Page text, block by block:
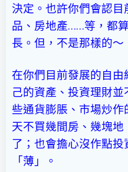
決定。也許你們會認
品、房地產……等，都
長。但，不是那樣的～
在你們目前發展的自
己的資產、投資理財
些通貨膨脹、市場炒
天不買幾間房、幾塊
了；也會擔心沒作點
「薄」。